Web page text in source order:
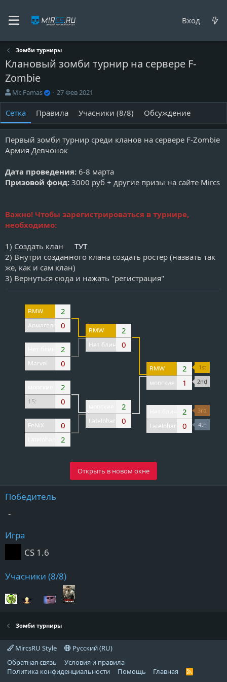
Вход
Зомби турниры
Клановый зомби турнир на сервере F-
Zombie
О
р
г
н
и
а
о
р
н
и
а
Mr. Famas
Д
а
т
с
о
д
н
и
27 Фев 2021
Сетка Правила Учасники (8/8) Обсуждение
Первый зомби турнир среди кланов на сервере F-Zombie
Армия Девчонок
Дата проведения: 6-8 марта
Призовой фонд: 3000 руб + другие призы на сайте Mircs
Важно! Чтобы зарегистрироваться в турнире,
необходимо:
1) Создать клан
ТУТ
2) Внутри созданного клана создать ростер (назвать так
же, как и сам клан)
3) Вернуться сюда и нажать "регистрация"
BMW 2
Армагедон 0
Нет блин тостер
2
Marvel 0
морские котики
2
15: 0
FeNiX 0
LateJohansson
2
BMW 2
Нет блин тостер
0
морские котики
2
LateJohansson
0
BMW 2 1st
морские котики
1 2nd
Нет блин тостер
2 3rd
LateJohansson
0 4th
Открыть в новом окне
Победитель
-
Игра
CS 1.6
Учасники (8/8)
Зомби турниры
MircsRU Style
Русский (RU)
Обратная связь
Условия и правила
Политика конфиденциальности
Помощь Главная
R